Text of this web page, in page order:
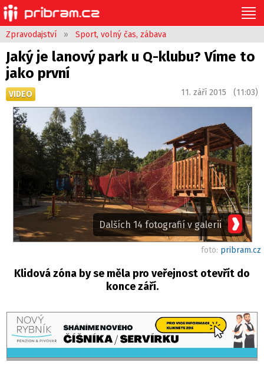
Zpravodajství » Sport, volný čas, zábava
Jaký je lanový park u Q-klubu? Víme to
jako první
VIDEO 11. září 2015 (11:03)
Dalších 14 fotografií v galerii
foto: pribram.cz
Klidová zóna by se měla pro veřejnost otevřít do
konce září.